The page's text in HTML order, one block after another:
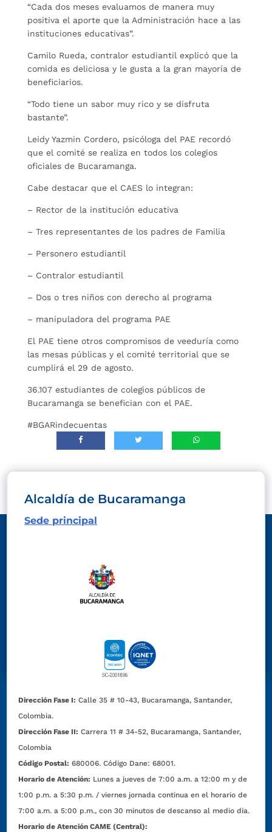
“Cada dos meses evaluamos de manera muy
positiva el aporte que la Administración hace a las
instituciones educativas”.
Camilo Rueda, contralor estudiantil explicó que la
comida es deliciosa y le gusta a la gran mayoría de
beneficiarios.
“Todo tiene un sabor muy rico y se disfruta
bastante”.
Leidy Yazmin Cordero, psicóloga del PAE recordó
que el comité se realiza en todos los colegios
oficiales de Bucaramanga.
Cabe destacar que el CAES lo integran:
– Rector de la institución educativa
– Tres representantes de los padres de Familia
– Personero estudiantil
– Contralor estudiantil
– Dos o tres niños con derecho al programa
– manipuladora del programa PAE
El PAE tiene otros compromisos de veeduría como
las mesas públicas y el comité territorial que se
cumplirá el 29 de agosto.
36.107 estudiantes de colegios públicos de
Bucaramanga se benefician con el PAE.
#BGARindecuentas
Alcaldía de Bucaramanga
Sede principal
Dirección Fase I: Calle 35 # 10-43, Bucaramanga, Santander,
Colombia.
Dirección Fase II: Carrera 11 # 34-52, Bucaramanga, Santander,
Colombia
Código Postal: 680006. Código Dane: 68001.
Horario de Atención: Lunes a jueves de 7:00 a.m. a 12:00 m y de
1:00 p.m. a 5:30 p.m. / viernes jornada continua en el horario de
7:00 a.m. a 5:00 p.m., con 30 minutos de descanso al medio día.
Horario de Atención CAME (Central):